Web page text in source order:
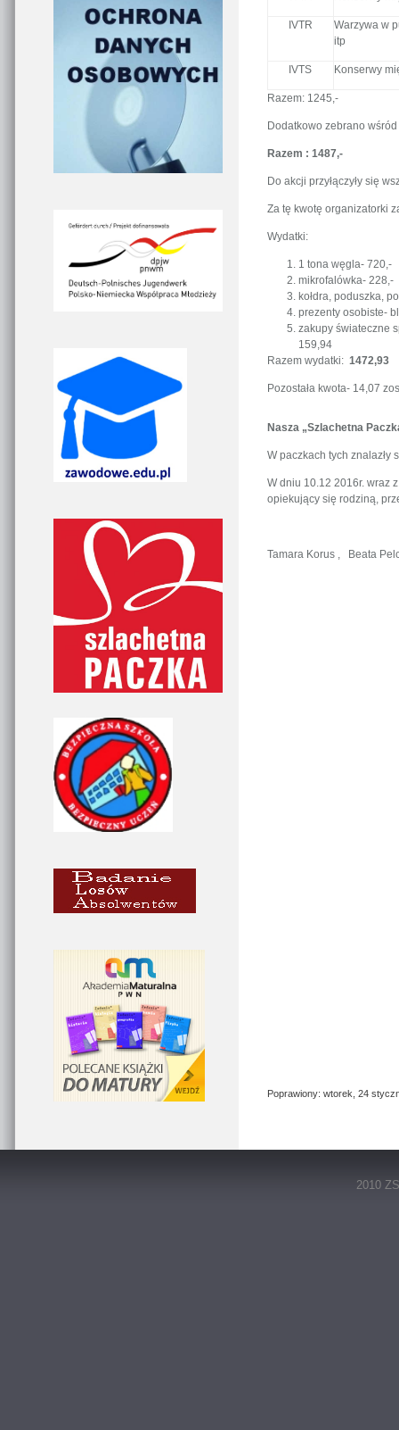
IVTR
Warzywa w
itp
IVTS Konserwy
Razem: 1245,-
Dodatkowo zebrano
Razem : 1487,-
Do akcji przyłączyły się
Za tę kwotę organizatorki
Wydatki:
1 tona węgla- 720,-
mikrofalówka- 228,-
kołdra, poduszka,
prezenty osobiste-
zakupy świateczne
159,94
Razem wydatki: 1472,93
Pozostała kwota- 14,07
Nasza „Szlachetna
W paczkach tych znalazły
W dniu 10.12 2016r. wraz
opiekujący się rodziną,
Tamara Korus , Beata
Poprawiony: wtorek, 24
2010